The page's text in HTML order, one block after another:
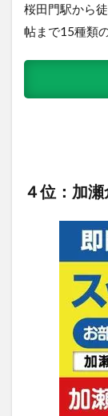
桜田門駅から
帖まで15種類
４位：加